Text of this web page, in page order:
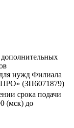
нужд Филиала
(ЗП6071879)
срока подачи
(мск) до